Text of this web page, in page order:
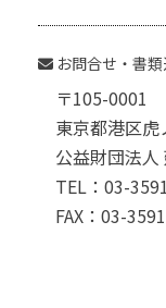
お問合せ・書
〒105-0001
東京都港区虎
公益財団法人
TEL：03-
FAX：03-